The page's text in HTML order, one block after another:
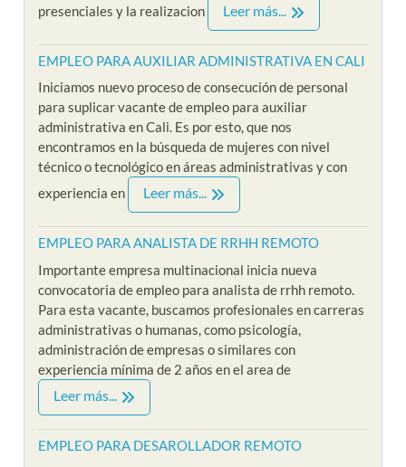
presenciales y la realizacion
Leer más...
EMPLEO PARA AUXILIAR ADMINISTRATIVA EN CALI
Iniciamos nuevo proceso de consecución de personal
para suplicar vacante de empleo para auxiliar
administrativa en Cali. Es por esto, que nos
encontramos en la búsqueda de mujeres con nivel
técnico o tecnológico en áreas administrativas y con
experiencia en
Leer más...
EMPLEO PARA ANALISTA DE RRHH REMOTO
Importante empresa multinacional inicia nueva
convocatoria de empleo para analista de rrhh remoto.
Para esta vacante, buscamos profesionales en carreras
administrativas o humanas, como psicología,
administración de empresas o similares con
experiencia mínima de 2 años en el area de
Leer más...
EMPLEO PARA DESAROLLADOR REMOTO